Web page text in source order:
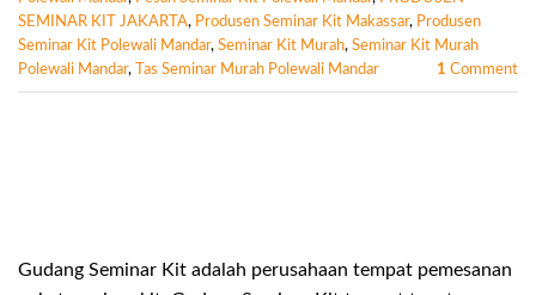
SEMINAR KIT JAKARTA, Produsen Seminar Kit Makassar, Produsen
Seminar Kit Polewali Mandar, Seminar Kit Murah, Seminar Kit Murah
Polewali Mandar, Tas Seminar Murah Polewali Mandar 1 Comment
Gudang Seminar Kit adalah perusahaan tempat pemesanan